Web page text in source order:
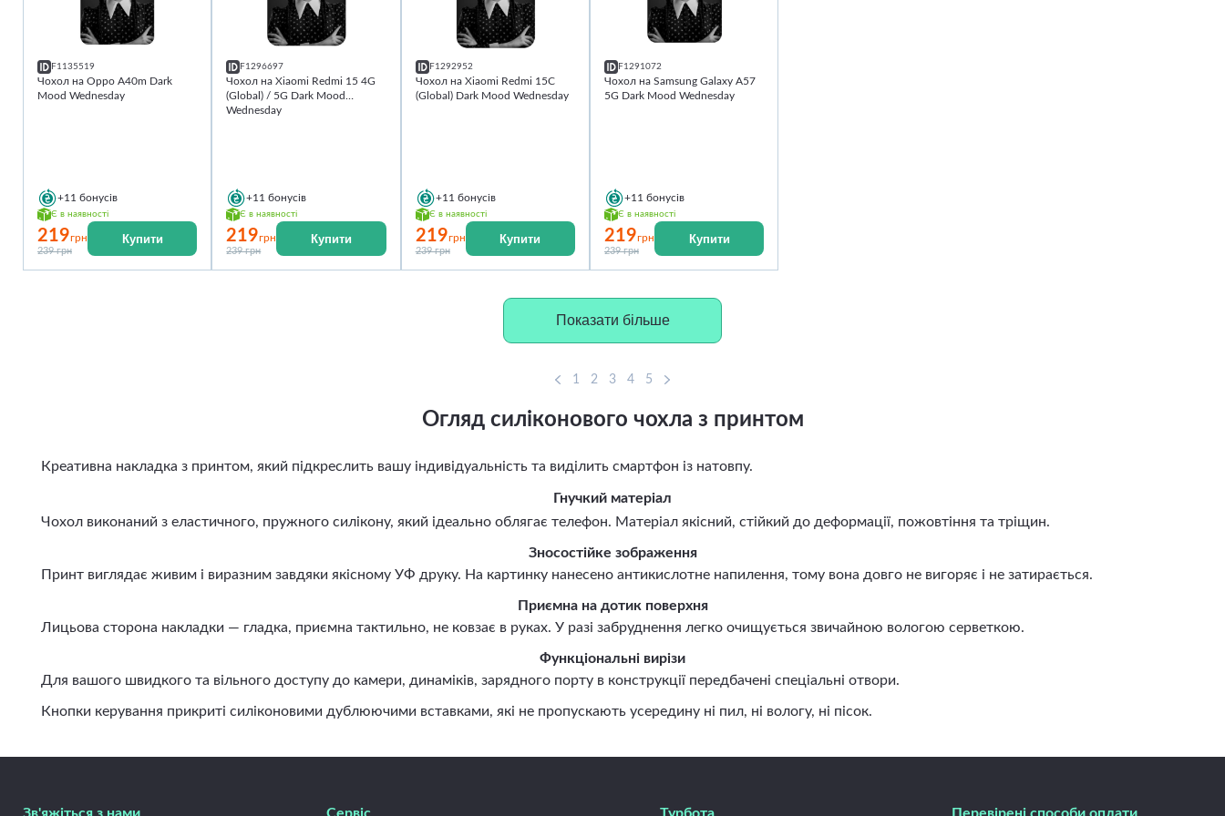
F1135519
Чохол на Oppo A40m Dark
Mood Wednesday
+11 бонусів
Є в наявності
219грн
239 грн
Купити
F1296697
Чохол на Xiaomi Redmi 15 4G
(Global) / 5G Dark Mood
Wednesday
+11 бонусів
Є в наявності
219грн
239 грн
Купити
F1292952
Чохол на Xiaomi Redmi 15C
(Global) Dark Mood Wednesday
+11 бонусів
Є в наявності
219грн
239 грн
Купити
F1291072
Чохол на Samsung Galaxy A57
5G Dark Mood Wednesday
+11 бонусів
Є в наявності
219грн
239 грн
Купити
Показати більше
1 2 3 4 5
Огляд силіконового чохла з принтом
Креативна накладка з принтом, який підкреслить вашу індивідуальність та виділить смартфон із натовпу.
Гнучкий матеріал
Чохол виконаний з еластичного, пружного силікону, який ідеально облягає телефон. Матеріал якісний, стійкий до деформації, пожовтіння та тріщин.
Зносостійке зображення
Принт виглядає живим і виразним завдяки якісному УФ друку. На картинку нанесено антикислотне напилення, тому вона довго не вигоряє і не затирається.
Приємна на дотик поверхня
Лицьова сторона накладки — гладка, приємна тактильно, не ковзає в руках. У разі забруднення легко очищується звичайною вологою серветкою.
Функціональні вирізи
Для вашого швидкого та вільного доступу до камери, динаміків, зарядного порту в конструкції передбачені спеціальні отвори.
Кнопки керування прикриті силіконовими дублюючими вставками, які не пропускають усередину ні пил, ні вологу, ні пісок.